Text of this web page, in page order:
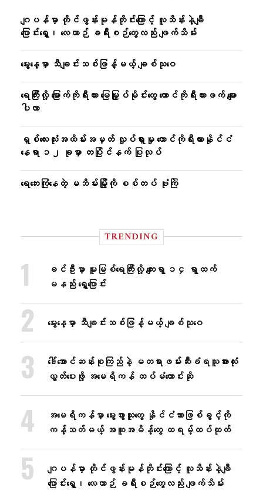
ဂျပန်မှာ တိုင်ဖွန်းမုန်တိုင်းကြောင့် လူသိန်းနဲ့ချီ
ပြောင်းရွှေ့၊ လေယာဉ် ခရီးစဉ်တွေလည်း ဖျက်သိမ်း
မွေးနေ့မှာ သီချင်းသစ်ဖြန့်မယ့် ချစ်သုဝေ
ရေကြီးလို့ မြောက်ကိုရီးယား မြေမြှုပ်မိုင်းတွေ တောင်ကိုရီးယားဖက် မျော
ပါလာ
ရှစ်လေးလုံးအထိမ်းအမှတ် လှုပ်ရှားမှု တောင်ကိုရီးယားနိုင်ငံ
နေရာ ၁၂ ခုမှာ တပြိုင်နက် ပြုလုပ်
ရေဘေးကြုံနေတဲ့ မဘိမ်းမြို့ကို စစ်တပ် ဗုံးကြဲ
TRENDING
ခင်ဦးမှာ မူးမြစ်ရေကြီးလို့ ကျေးရွာ ၁၄ ရွာထက်
မနည်း ရွှေ့ပြောင်း
မွေးနေ့မှာ သီချင်းသစ်ဖြန့်မယ့် ချစ်သုဝေ
ဒေါ်အောင်ဆန်းစုကြည်နဲ့ မတရားဖမ်းဆီးခံရသူအားလုံး
လွှတ်ပေးဖို့ အမေရိကန် ထပ်မံတောင်းဆို
အမေရိကန်မှာ မွေးဖွားသူတွေ နိုင်ငံသားဖြစ်ခွင့်ကို
ကန့်သတ်မယ့် အထူးအမိန့်တွေ ထရမ့်ထပ်ထုတ်
ဂျပန်မှာ တိုင်ဖွန်းမုန်တိုင်းကြောင့် လူသိန်းနဲ့ချီ
ပြောင်းရွှေ့၊ လေယာဉ် ခရီးစဉ်တွေလည်း ဖျက်သိမ်း